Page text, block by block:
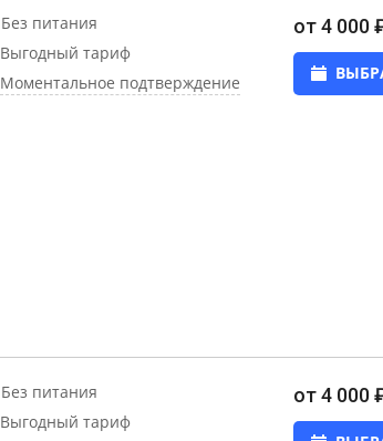
Без питания
Выгодный тариф
Моментальное подтверждение
от 4 000
Без питания
Выгодный тариф
от 4 000